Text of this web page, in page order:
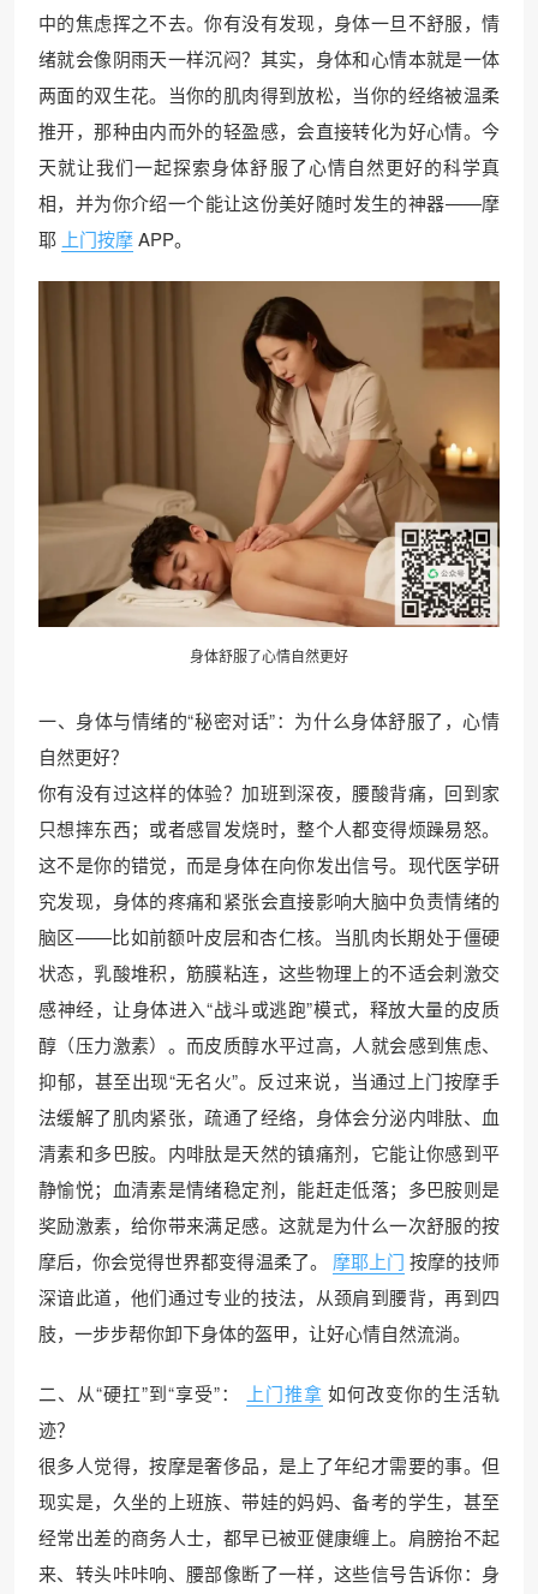
中的焦虑挥之不去。你有没有发现，身体一旦不舒服，情
绪就会像阴雨天一样沉闷？其实，身体和心情本就是一体
两面的双生花。当你的肌肉得到放松，当你的经络被温柔
推开，那种由内而外的轻盈感，会直接转化为好心情。今
天就让我们一起探索身体舒服了心情自然更好的科学真
相，并为你介绍一个能让这份美好随时发生的神器——摩
耶 上门按摩APP。
身体舒服了心情自然更好
一、身体与情绪的“秘密对话”：为什么身体舒服了，心情
自然更好？
你有没有过这样的体验？加班到深夜，腰酸背痛，回到家
只想摔东西；或者感冒发烧时，整个人都变得烦躁易怒。
这不是你的错觉，而是身体在向你发出信号。现代医学研
究发现，身体的疼痛和紧张会直接影响大脑中负责情绪的
脑区——比如前额叶皮层和杏仁核。当肌肉长期处于僵硬
状态，乳酸堆积，筋膜粘连，这些物理上的不适会刺激交
感神经，让身体进入“战斗或逃跑”模式，释放大量的皮质
醇（压力激素）。而皮质醇水平过高，人就会感到焦虑、
抑郁，甚至出现“无名火”。反过来说，当通过上门按摩手
法缓解了肌肉紧张，疏通了经络，身体会分泌内啡肽、血
清素和多巴胺。内啡肽是天然的镇痛剂，它能让你感到平
静愉悦；血清素是情绪稳定剂，能赶走低落；多巴胺则是
奖励激素，给你带来满足感。这就是为什么一次舒服的按
摩后，你会觉得世界都变得温柔了。
摩耶上门 按摩的技师
深谙此道，他们通过专业的技法，从颈肩到腰背，再到四
肢，一步步帮你卸下身体的盔甲，让好心情自然流淌。
二、从“硬扛”到“享受”： 上门推拿 如何改变你的生活轨
迹？
很多人觉得，按摩是奢侈品，是上了年纪才需要的事。但
现实是，久坐的上班族、带娃的妈妈、备考的学生，甚至
经常出差的商务人士，都早已被亚健康缠上。肩膀抬不起
来、转头咔咔响、腰部像断了一样，这些信号告诉你：身